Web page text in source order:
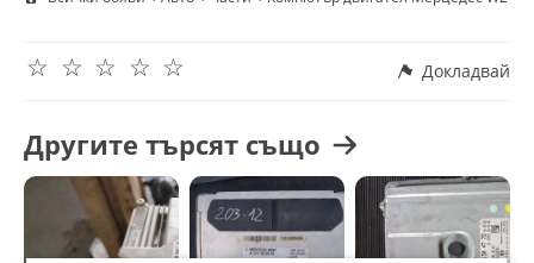
☆
☆
☆
☆
☆ Докладвай
Другите търсят също